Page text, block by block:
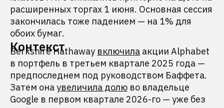
расширенных торгах 1 июня. Основная сессия
закончилась тоже падением — на 1% для
обоих бумаг.
Контекст
Berkshire Hathaway включила акции Alphabet
в портфель в третьем квартале 2025 года —
предпоследнем под руководством Баффета.
Затем онаувеличила долю во владельце
Google в первом квартале 2026-го — уже без